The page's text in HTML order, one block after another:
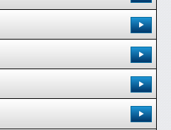
登録日：'10.2.12
トル曲♪
[ 0.00 / 0件 ]
試聴：3,566ダウンロード：158
登録日：'10.2.12
人気を博した楽曲♪
[ 0.00 / 0件 ]
3,139 120
登録日：'10.2.12
リースの11枚目、Double A side Sing
登録日：'09.6.2